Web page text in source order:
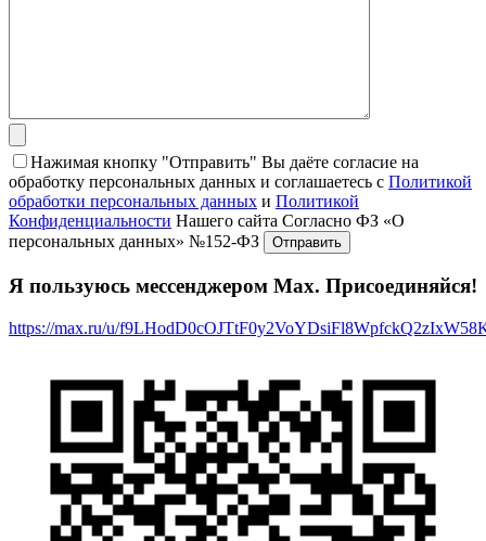
Нажимая кнопку "Отправить" Вы даёте согласие на
обработку персональных данных и соглашаетесь с Политикой
обработки персональных данных и Политикой
Конфиденциальности Нашего сайта Согласно ФЗ «О
персональных данных» №152-ФЗ
Я пользуюсь мессенджером Max. Присоединяйся!
https://max.ru/u/